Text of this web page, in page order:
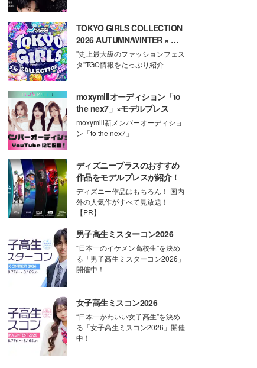
TOKYO GIRLS COLLECTION
2026 AUTUMN/WINTER × モ
デルプレス
"史上最大級のファッションフェス
タ"TGC情報をたっぷり紹介
moxymillオーディション「to
the nex7」×モデルプレス
moxymill新メンバーオーディショ
ン「to the nex7」
ディズニープラスのおすすめ
作品をモデルプレスが紹介！
ディズニー作品はもちろん！ 国内
外の人気作がすべて見放題！
【PR】
男子高生ミスターコン2026
“日本一のイケメン高校生”を決め
る「男子高生ミスターコン2026」
開催中！
女子高生ミスコン2026
“日本一かわいい女子高生”を決め
る「女子高生ミスコン2026」開催
中！